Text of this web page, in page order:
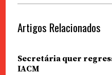
Artigos Relacionados
Secretária quer
IACM